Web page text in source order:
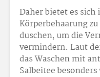
Daher bietet es sich
Körperbehaarung
duschen, um die
vermindern. Laut
das Waschen mit
Salbeitee